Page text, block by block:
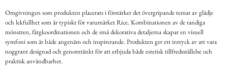
Omgivningen som produkten placerats i förstärker det övergripande temat av glädje
och lekfullhet som är typiskt för varumärket Rice. Kombinationen av de randiga
mönstren, färgkoordinationen och de små dekorativa detaljerna skapar en visuell
symfoni som är både angenäm och inspirerande. Produkten ger ett intryck av att vara
noggrant designad och genomtänkt för att erbjuda både estetisk tillfredsställelse och
praktisk användbarhet.